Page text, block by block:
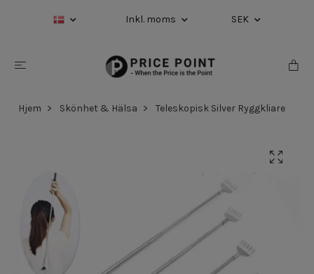
Inkl. moms SEK
Hjem Skönhet & Hälsa Teleskopisk Silver Ryggkliare